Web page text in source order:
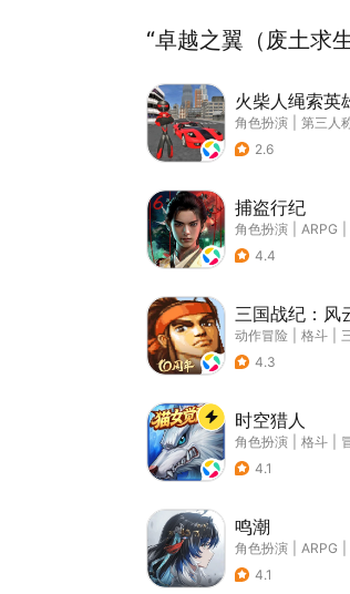
“卓越之翼（废土求
火柴人绳索英
角色扮演 第三人
2.6
捕盗行纪
角色扮演 ARPG
4.4
三国战纪：风
动作冒险 格斗
4.3
时空猎人
角色扮演 格斗
4.1
鸣潮
角色扮演 ARPG
4.1